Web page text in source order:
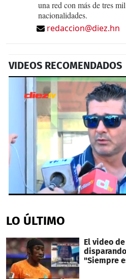
una red con más de tres
nacionalidades.
redaccion@diez.hn
VIDEOS RECOMENDADOS
of
1
48
seconds
LO ÚLTIMO
El video
"Siempre